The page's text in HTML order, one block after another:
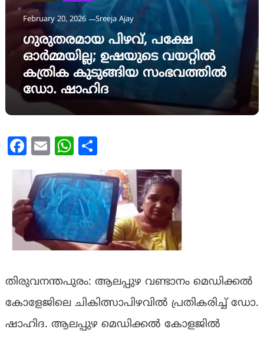
February 20, 2026 Sreeja Ajay
ഗുരുതരമായ പിഴവ്, പക്ഷേ
ഓർമ്മയില്ല; ഉഷയുടെ വയറ്റിൽ
കത്രിക കുടുങ്ങിയ സംഭവത്തിൽ
ഡോ. ഷാഹിദ
Facebook
Email WhatsApp
തിരുവനന്തപുരം: ആലപ്പുഴ വണ്ടാനം മെഡിക്കൽ
കോളേജിലെ ചികിത്സാപിഴവിൽ പ്രതികരിച്ച് ഡോ.
ഷാഹിദ. ആലപ്പുഴ മെഡിക്കൽ കോളജിൽ